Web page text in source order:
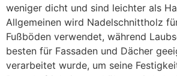
weniger dicht und sind leichter als
Allgemeinen wird Nadelschnittholz
Fußböden verwendet, während
besten für Fassaden und Dächer
verarbeitet wurde, um seine